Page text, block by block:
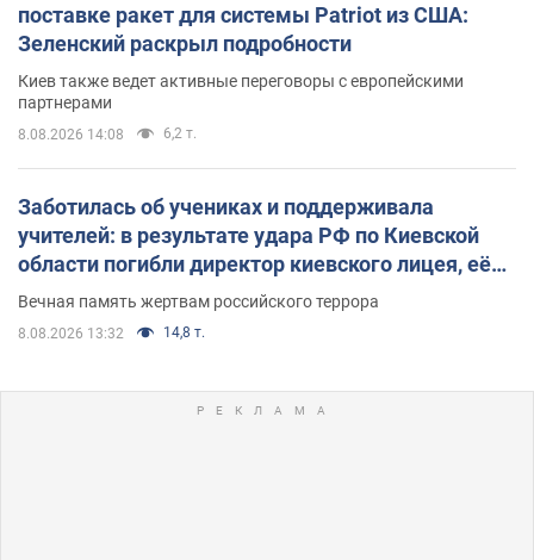
поставке ракет для системы Patriot из США:
Зеленский раскрыл подробности
Киев также ведет активные переговоры с европейскими
партнерами
8.08.2026 14:08 6,2 т.
Заботилась об учениках и поддерживала
учителей: в результате удара РФ по Киевской
области погибли директор киевского лицея, её
муж и внук
Вечная память жертвам российского террора
8.08.2026 13:32 14,8 т.